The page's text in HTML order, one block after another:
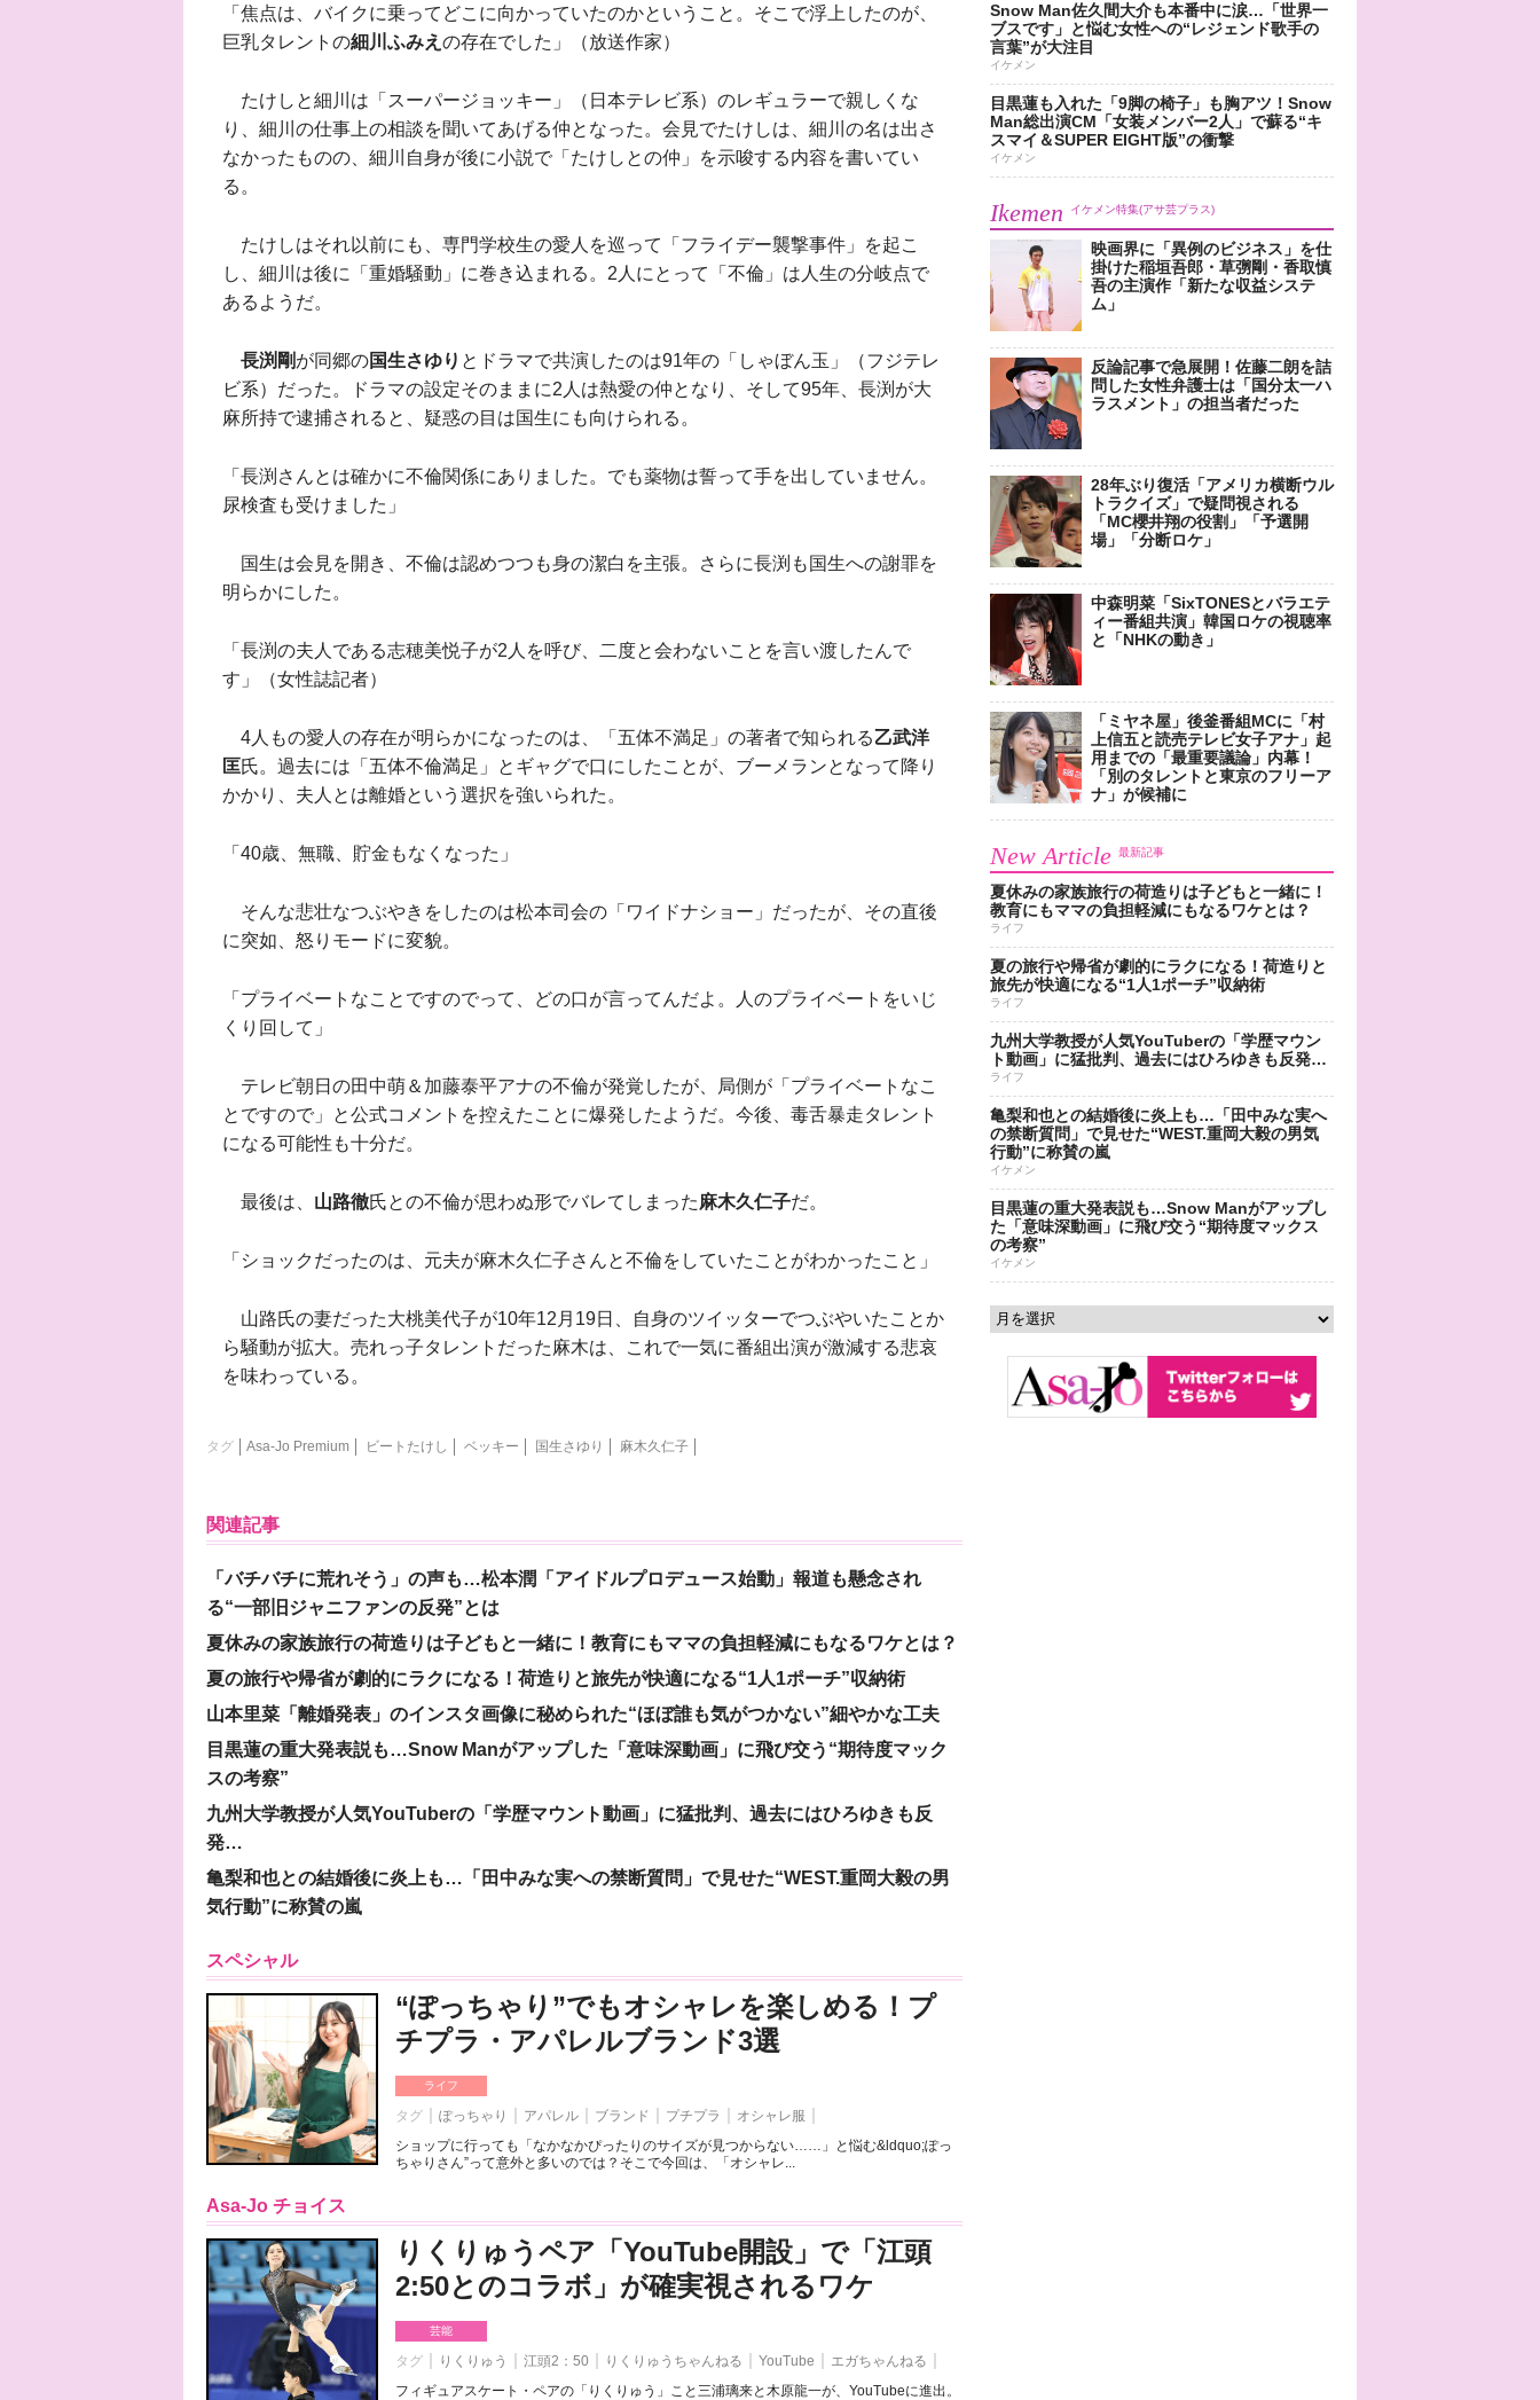
「焦点は、バイクに乗ってどこに向かっていたのかということ。そこで浮上したのが、
巨乳タレントの細川ふみえ の存在でした」（放送作家）
たけしと細川は「スーパージョッキー」（日本テレビ系）のレギュラーで親しくな
り、細川の仕事上の相談を聞いてあげる仲となった。会見でたけしは、細川の名は出さ
なかったものの、細川自身が後に小説で「たけしとの仲」を示唆する内容を書いてい
る。
たけしはそれ以前にも、専門学校生の愛人を巡って「フライデー襲撃事件」を起こ
し、細川は後に「重婚騒動」に巻き込まれる。2人にとって「不倫」は人生の分岐点で
あるようだ。
長渕剛 が同郷の国生さゆり とドラマで共演したのは91年の「しゃぼん玉」（フジテレ
ビ系）だった。ドラマの設定そのままに2人は熱愛の仲となり、そして95年、長渕が大
麻所持で逮捕されると、疑惑の目は国生にも向けられる。
「長渕さんとは確かに不倫関係にありました。でも薬物は誓って手を出していません。
尿検査も受けました」
国生は会見を開き、不倫は認めつつも身の潔白を主張。さらに長渕も国生への謝罪を
明らかにした。
「長渕の夫人である志穂美悦子が2人を呼び、二度と会わないことを言い渡したんで
す」（女性誌記者）
4人もの愛人の存在が明らかになったのは、「五体不満足」の著者で知られる乙武洋
匡氏。過去には「五体不倫満足」とギャグで口にしたことが、ブーメランとなって降り
かかり、夫人とは離婚という選択を強いられた。
「40歳、無職、貯金もなくなった」
そんな悲壮なつぶやきをしたのは松本司会の「ワイドナショー」だったが、その直後
に突如、怒りモードに変貌。
「プライベートなことですのでって、どの口が言ってんだよ。人のプライベートをいじ
くり回して」
テレビ朝日の田中萌＆加藤泰平アナの不倫が発覚したが、局側が「プライベートなこ
とですので」と公式コメントを控えたことに爆発したようだ。今後、毒舌暴走タレント
になる可能性も十分だ。
最後は、 山路徹氏との不倫が思わぬ形でバレてしまった麻木久仁子だ。
「ショックだったのは、元夫が麻木久仁子さんと不倫をしていたことがわかったこと」
山路氏の妻だった大桃美代子が10年12月19日、自身のツイッターでつぶやいたことか
ら騒動が拡大。売れっ子タレントだった麻木は、これで一気に番組出演が激減する悲哀
を味わっている。
タグ Asa‐Jo Premium ビートたけし ベッキー 国生さゆり 麻木久仁子
関連記事
「バチバチに荒れそう」の声も…松本潤「アイドルプロデュース始動」報道も懸念され
る“一部旧ジャニファンの反発”とは
夏休みの家族旅行の荷造りは子どもと一緒に！教育にもママの負担軽減にもなるワケとは？
夏の旅行や帰省が劇的にラクになる！荷造りと旅先が快適になる“1人1ポーチ”収納術
山本里菜「離婚発表」のインスタ画像に秘められた“ほぼ誰も気がつかない”細やかな工夫
目黒蓮の重大発表説も…Snow Manがアップした「意味深動画」に飛び交う“期待度マック
スの考察”
九州大学教授が人気YouTuberの「学歴マウント動画」に猛批判、過去にはひろゆきも反
発…
亀梨和也との結婚後に炎上も…「田中みな実への禁断質問」で見せた“WEST.重岡大毅の男
気行動”に称賛の嵐
スペシャル
“ぽっちゃり”でもオシャレを楽しめる！プ
チプラ・アパレルブランド3選
ライフ
タグ ぽっちゃり アパレル ブランド プチプラ
オシャレ服
ショップに行っても「なかなかぴったりのサイズが見つからない……」と悩む&ldquo;ぽっ
ちゃりさん”って意外と多いのでは？そこで今回は、「オシャレ...
Asa-Jo チョイス
りくりゅうペア「YouTube開設」で「江頭
2:50とのコラボ」が確実視されるワケ
芸能
タグ りくりゅう 江頭2：50 りくりゅうちゃんねる YouTube
エガちゃんねる
フィギュアスケート・ペアの「りくりゅう」こと三浦璃来と木原龍一が、YouTubeに進出。
Snow Man佐久間大介も本番中に涙…「世界一
ブスです」と悩む女性への“レジェンド歌手の
言葉”が大注目
イケメン
目黒蓮も入れた「9脚の椅子」も胸アツ！Snow
Man総出演CM「女装メンバー2人」で蘇る“キ
スマイ＆SUPER EIGHT版”の衝撃
イケメン
Ikemen イケメン特集(アサ芸プラス)
映画界に「異例のビジネス」を仕
掛けた稲垣吾郎・草彅剛・香取慎
吾の主演作「新たな収益システ
ム」
反論記事で急展開！佐藤二朗を詰
問した女性弁護士は「国分太一ハ
ラスメント」の担当者だった
28年ぶり復活「アメリカ横断ウル
トラクイズ」で疑問視される
「MC櫻井翔の役割」「予選開
場」「分断ロケ」
中森明菜「SixTONESとバラエテ
ィー番組共演」韓国ロケの視聴率
と「NHKの動き」
「ミヤネ屋」後釜番組MCに「村
上信五と読売テレビ女子アナ」起
用までの「最重要議論」内幕！
「別のタレントと東京のフリーア
ナ」が候補に
New Article 最新記事
夏休みの家族旅行の荷造りは子どもと一緒に！
教育にもママの負担軽減にもなるワケとは？
ライフ
夏の旅行や帰省が劇的にラクになる！荷造りと
旅先が快適になる“1人1ポーチ”収納術
ライフ
九州大学教授が人気YouTuberの「学歴マウン
ト動画」に猛批判、過去にはひろゆきも反発…
ライフ
亀梨和也との結婚後に炎上も…「田中みな実へ
の禁断質問」で見せた“WEST.重岡大毅の男気
行動”に称賛の嵐
イケメン
目黒蓮の重大発表説も…Snow Manがアップし
た「意味深動画」に飛び交う“期待度マックス
の考察”
イケメン